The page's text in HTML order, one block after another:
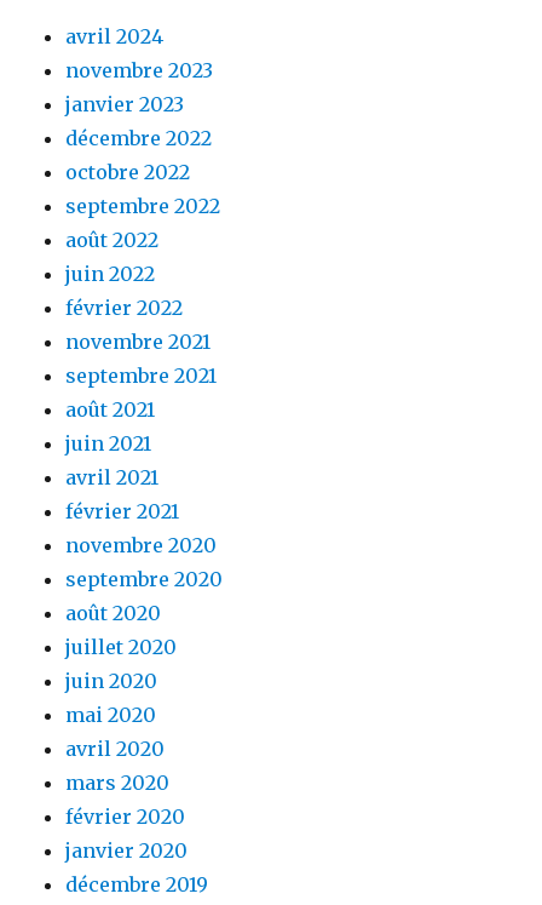
avril 2024
novembre 2023
janvier 2023
décembre 2022
octobre 2022
septembre 2022
août 2022
juin 2022
février 2022
novembre 2021
septembre 2021
août 2021
juin 2021
avril 2021
février 2021
novembre 2020
septembre 2020
août 2020
juillet 2020
juin 2020
mai 2020
avril 2020
mars 2020
février 2020
janvier 2020
décembre 2019